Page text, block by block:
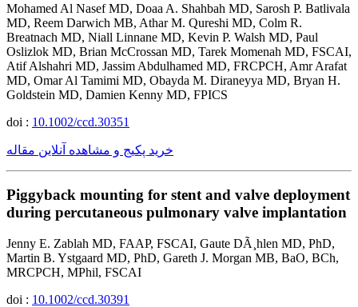
Mohamed Al Nasef MD, Doaa A. Shahbah MD, Sarosh P. Batlivala
MD, Reem Darwich MB, Athar M. Qureshi MD, Colm R.
Breatnach MD, Niall Linnane MD, Kevin P. Walsh MD, Paul
Oslizlok MD, Brian McCrossan MD, Tarek Momenah MD, FSCAI,
Atif Alshahri MD, Jassim Abdulhamed MD, FRCPCH, Amr Arafat
MD, Omar Al Tamimi MD, Obayda M. Diraneyya MD, Bryan H.
Goldstein MD, Damien Kenny MD, FPICS
doi : 10.1002/ccd.30351
خرید پکیج و مشاهده آنلاین مقاله
Piggyback mounting for stent and valve deployment
during percutaneous pulmonary valve implantation
Jenny E. Zablah MD, FAAP, FSCAI, Gaute DÃ¸hlen MD, PhD,
Martin B. Ystgaard MD, PhD, Gareth J. Morgan MB, BaO, BCh,
MRCPCH, MPhil, FSCAI
doi : 10.1002/ccd.30391